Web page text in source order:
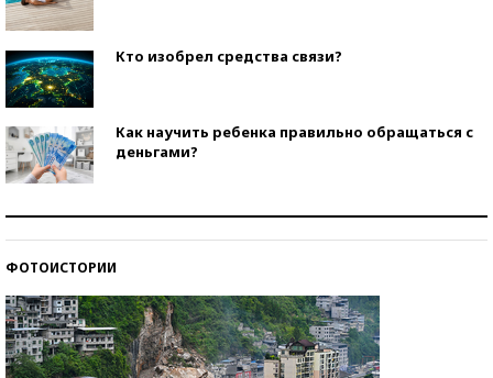
Кто изобрел средства связи?
Как научить ребенка правильно обращаться с
деньгами?
ФОТОИСТОРИИ